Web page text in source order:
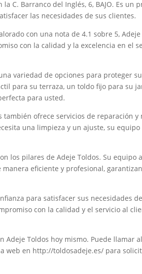
C. Barranco del Inglés, 6, BAJO. Es un
las necesidades de sus clientes.
con una nota de 4.1 sobre 5,
con la calidad y la excelencia en el
variedad de opciones para proteger
para su terraza, un toldo fijo para su
para usted.
también ofrece servicios de reparación
una limpieza y un ajuste, su
los pilares de Adeje Toldos. Su equipo
eficiente y profesional,
para satisfacer sus necesidades
con la calidad y el servicio al
Toldos hoy mismo. Puede llamar
web en http://toldosadeje.es/ para